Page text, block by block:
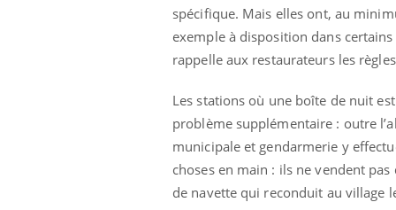
spécifique. Mais elles ont, au
exemple à disposition dans
rappelle aux restaurateurs les
Les stations où une boîte de nuit
problème supplémentaire : outre
municipale et gendarmerie y
choses en main : ils ne vendent
de navette qui reconduit au village